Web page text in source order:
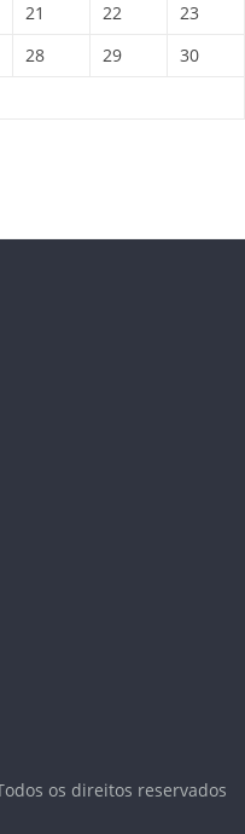
21 22
23
28 29
30
os direitos reservados